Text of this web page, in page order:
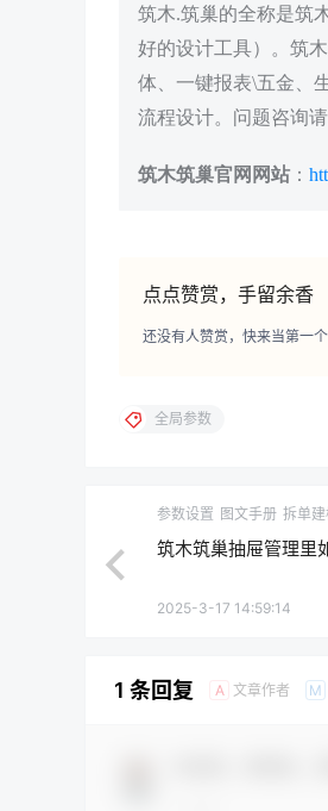
筑木.筑巢的全称是筑
好的设计工具）。筑
体、一键报表\五金、
流程设计。问题咨询
筑木筑巢官网网站 ：
点点赞赏，手留余香
还没有人赞赏，快来当第一个
全局参数
参数设置 图文手册 拆单建
筑木筑巢抽屉管理里
2025-3-17 14:59:14
1 条回复 A 文章作者 M